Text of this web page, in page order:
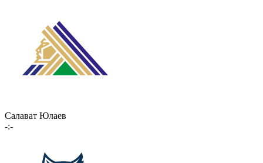
Салават Юлаев
-:-